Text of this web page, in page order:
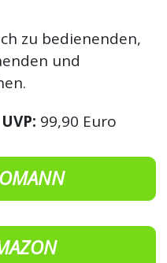
zu bedienenden,
und
UVP: 99,90 Euro